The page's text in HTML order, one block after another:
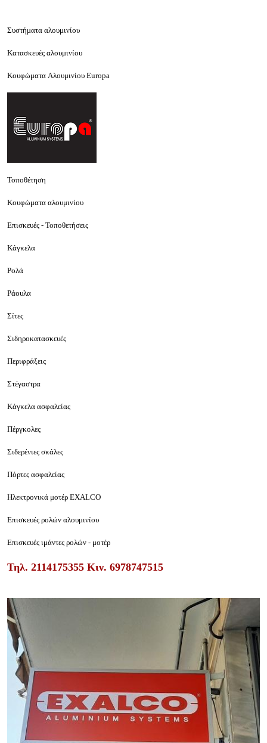
Συστήματα αλουμινίου
Κατασκευές αλουμινίου
Κουφώματα Αλουμινίου Europa
Τοποθέτηση
Κουφώματα αλουμινίου
Επισκευές - Τοποθετήσεις
Κάγκελα
Ρολά
Ράουλα
Σίτες
Σιδηροκατασκευές
Περιφράξεις
Στέγαστρα
Κάγκελα ασφαλείας
Πέργκολες
Σιδερένιες σκάλες
Πόρτες ασφαλείας
Ηλεκτρονικά μοτέρ EXALCO
Επισκευές ρολών αλουμινίου
Επισκευές ιμάντες ρολών - μοτέρ
Τηλ. 2114175355 Κιν. 6978747515